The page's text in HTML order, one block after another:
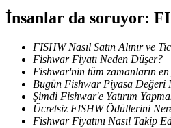
Kopya Tüccarı Olun
Kâr paylaşımı ve kopya ticaret
İnsanlar da soruyor:
FISHW Nasıl Satın Alınır ve
Fishwar Fiyatı Neden Düşer?
Fishwar'nin tüm zamanların
Bugün Fishwar Piyasa Değeri
Şimdi Fishwar'e Yatırım
Ücretsiz FISHW Ödüllerini
Fishwar Fiyatını Nasıl Takip